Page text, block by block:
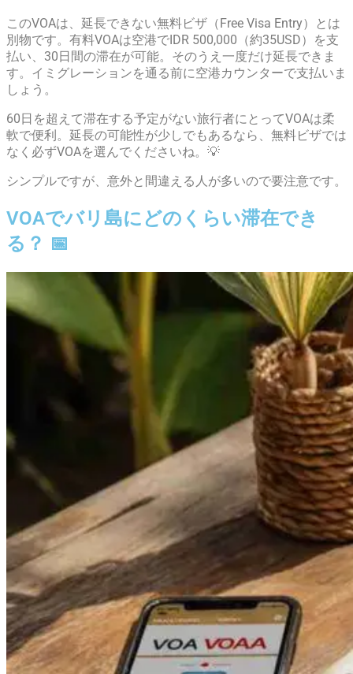
このVOAは、延長できない無料ビザ（Free Visa Entry）とは
別物です。有料VOAは空港でIDR 500,000（約35USD）を支
払い、30日間の滞在が可能。そのうえ一度だけ延長できま
す。イミグレーションを通る前に空港カウンターで支払いま
しょう。
60日を超えて滞在する予定がない旅行者にとってVOAは柔
軟で便利。延長の可能性が少しでもあるなら、無料ビザでは
なく必ずVOAを選んでくださいね。💡
シンプルですが、意外と間違える人が多いので要注意です。
VOAでバリ島にどのくらい滞在でき
る？ 📅